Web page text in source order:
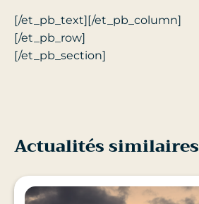
[/et_pb_text][/et_pb_column]
[/et_pb_row]
[/et_pb_section]
Actualités similaires